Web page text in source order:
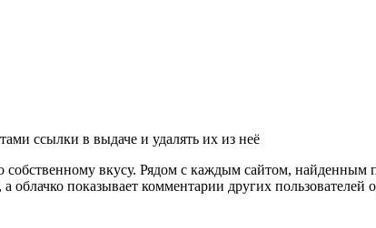
ссылки в выдаче и удалять их из неё
собственному вкусу. Рядом с каждым сайтом, найденным
облачко показывает комментарии других пользователей